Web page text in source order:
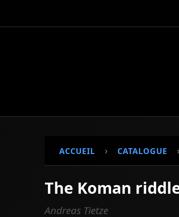
ACCUEIL › CATALOGUE ›
The Koman
Andreas Tietze